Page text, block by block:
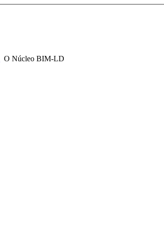
O Núcleo BIM-LD